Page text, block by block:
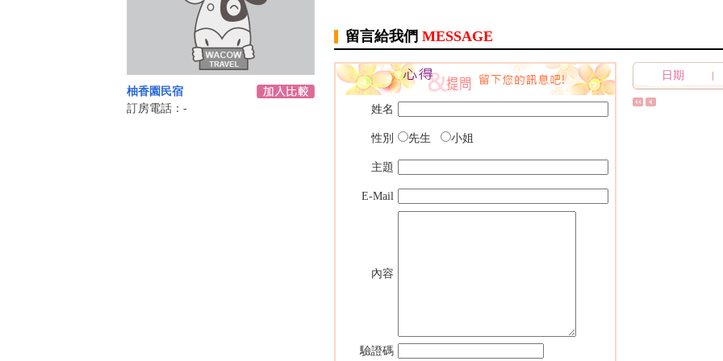
柚香園民宿
訂房電話：-
留言給我們 MESSAGE
姓名
性別 先生 小姐
主題
E-Mail
內容
驗證碼
日期